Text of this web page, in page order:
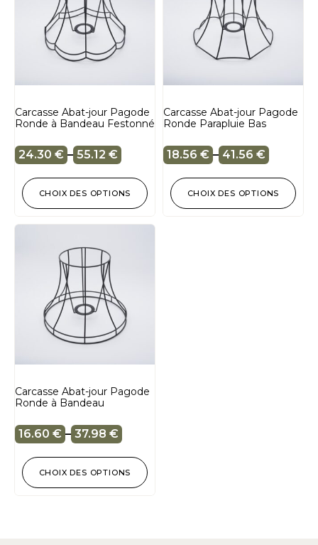
Carcasse Abat-jour Pagode
Ronde à Bandeau Festonné
24.30 € – 55.12 €
CHOIX DES OPTIONS
Carcasse Abat-jour Pagode
Ronde Parapluie Bas
18.56 € – 41.56 €
CHOIX DES OPTIONS
Carcasse Abat-jour Pagode
Ronde à Bandeau
16.60 € – 37.98 €
CHOIX DES OPTIONS